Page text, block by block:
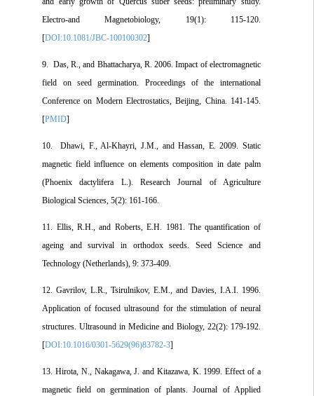
Electro-and Magnetobiology, 19(1): 115-120.
[DOI:10.1081/JBC-100100302
9. Das, R., and Bhattacharya, R. 2006. Impact of electromagnetic
field on seed germination. Proceedings of the international
Conference on Modern Electrostatics, Beijing, China. 141-145.
[PMID
10. Dhawi, F., Al-Khayri, J.M., and Hassan, E. 2009. Static
magnetic field influence on elements composition in date palm
(Phoenix dactylifera L.). Research Journal of Agriculture
Biological Sciences, 5(2): 161-166.
11. Ellis, R.H., and Roberts, E.H. 1981. The quantification of
ageing and survival in orthodox seeds. Seed Science and
Technology (Netherlands), 9: 373-409.
12. Gavrilov, L.R., Tsirulnikov, E.M., and Davies, I.A.I. 1996.
Application of focused ultrasound for the stimulation of neural
structures. Ultrasound in Medicine and Biology, 22(2): 179-192.
[DOI:10.1016/0301-5629(96)83782-3
13. Hirota, N., Nakagawa, J. and Kitazawa, K. 1999. Effect of a
magnetic field on germination of plants. Journal of Applied